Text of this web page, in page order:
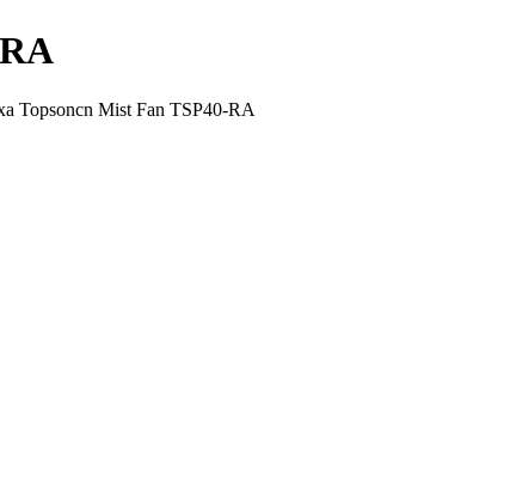
Topsoncn Mist Fan TSP40-RA